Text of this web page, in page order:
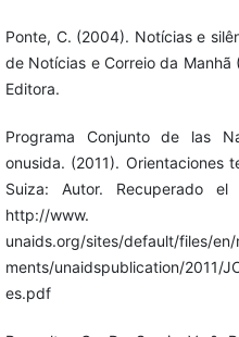
Ponte, C. (2004). Notícias e
de Notícias e Correio da
Editora.
Programa Conjunto de las
onusida. (2011). Orientaciones
Suiza: Autor. Recuperado
http://www.
unaids.org/sites/default/files/
ments/unaidspublication/2011/
es.pdf